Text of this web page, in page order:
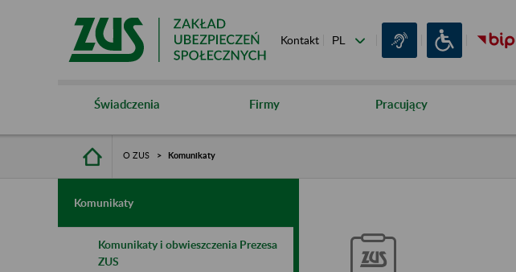
Kontakt
Świadczenia Firmy Pracujący
O ZUS Komunikaty
Komunikaty
Komunikaty i obwieszczenia Prezesa
ZUS